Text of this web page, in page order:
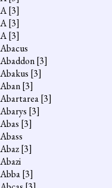
A[3]
A[3]
A[3]
Abacus
Abaddon[3]
Abakus [3]
Aban[3]
Abartarea[3]
Abarys [3]
Abas [3]
Abass
Abaz[3]
Abazi
Abba[3]